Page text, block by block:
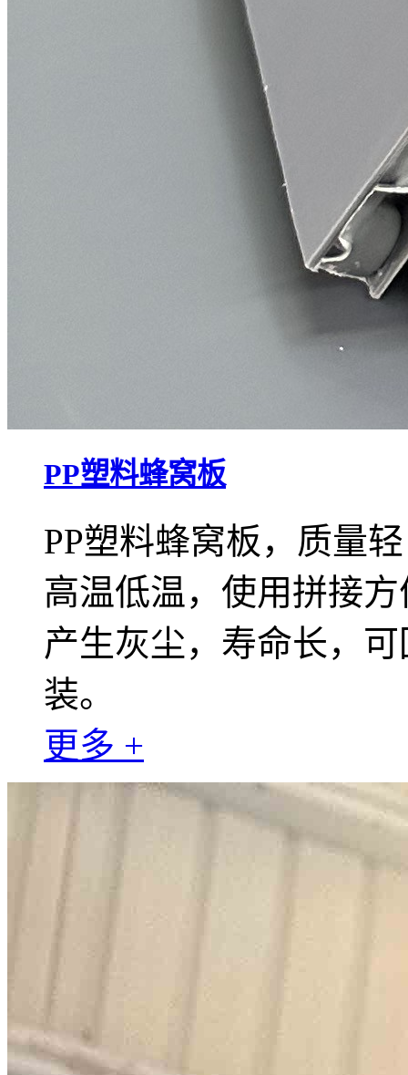
PP塑料蜂窝板
PP塑料蜂窝板，质量
高温低温，使用拼接方
产生灰尘，寿命长，
装。
更多 +